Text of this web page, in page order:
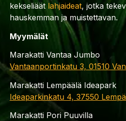
kekseliäät lahjaideat, jotka
hauskemman ja muistettavan.
Myymälät
Marakatti Vantaa Jumbo
Vantaanportinkatu 3, 01510
Marakatti Lempäälä Ideapark
Ideaparkinkatu 4, 37550
Marakatti Pori Puuvilla